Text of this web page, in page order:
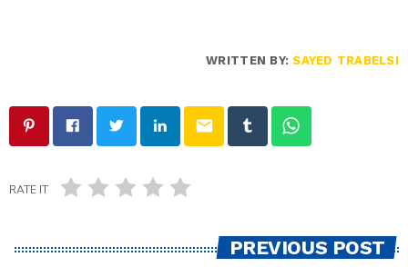
WRITTEN BY:SAYED TRABELSI
email
RATE IT
PREVIOUS POST